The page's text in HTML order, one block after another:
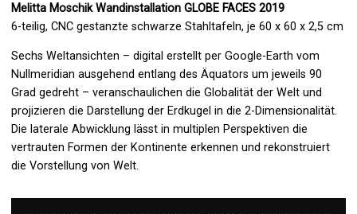
Melitta Moschik Wandinstallation GLOBE FACES 2019
6-teilig, CNC gestanzte schwarze Stahltafeln, je 60 x 60 x 2,5 cm
Sechs Weltansichten – digital erstellt per Google-Earth vom
Nullmeridian ausgehend entlang des Äquators um jeweils 90
Grad gedreht – veranschaulichen die Globalität der Welt und
projizieren die Darstellung der Erdkugel in die 2-Dimensionalität.
Die laterale Abwicklung lässt in multiplen Perspektiven die
vertrauten Formen der Kontinente erkennen und rekonstruiert
die Vorstellung von Welt.